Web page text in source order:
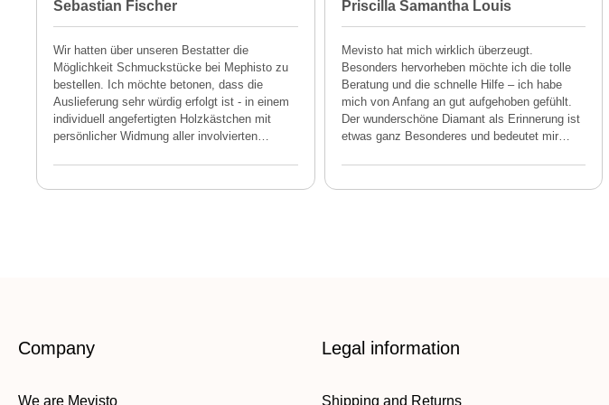
Sebastian Fischer
Wir hatten über unseren Bestatter die
Möglichkeit Schmuckstücke bei Mephisto zu
bestellen. Ich möchte betonen, dass die
Auslieferung sehr würdig erfolgt ist - in einem
individuell angefertigten Holzkästchen mit
persönlicher Widmung aller involvierten
Priscilla Samantha Louis
Mevisto hat mich wirklich überzeugt.
Besonders hervorheben möchte ich die tolle
Beratung und die schnelle Hilfe – ich habe
mich von Anfang an gut aufgehoben gefühlt.
Der wunderschöne Diamant als Erinnerung ist
etwas ganz Besonderes und bedeutet mir…
Company
We are Mevisto
Legal information
Shipping and Returns